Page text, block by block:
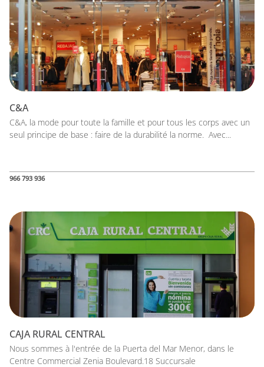
C&A
C&A, la mode pour toute la famille et pour tous les corps avec un
seul principe de base : faire de la durabilité la norme. Avec...
966 793 936
CAJA RURAL CENTRAL
Nous sommes à l'entrée de la Puerta del Mar Menor, dans le
Centre Commercial Zenia Boulevard.18 Succursale